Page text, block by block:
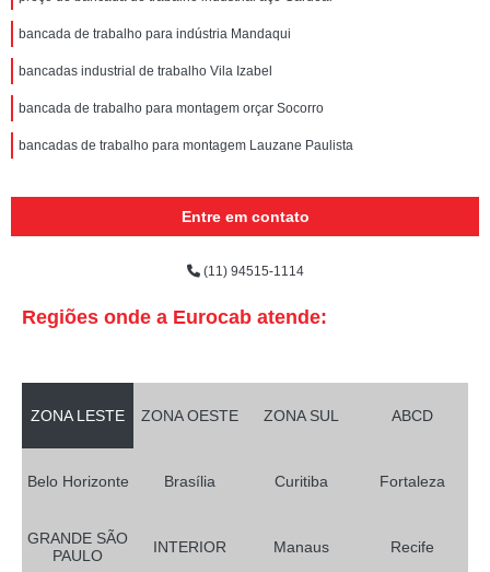
bancada de trabalho para indústria Mandaqui
bancadas industrial de trabalho Vila Izabel
bancada de trabalho para montagem orçar Socorro
bancadas de trabalho para montagem Lauzane Paulista
Entre em contato
(11) 94515-1114
Regiões onde a Eurocab atende:
ZONA LESTE ZONA OESTE ZONA SUL ABCD
Belo Horizonte Brasília Curitiba Fortaleza
GRANDE SÃO
PAULO
INTERIOR Manaus Recife